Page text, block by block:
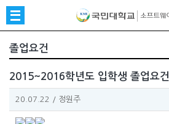
졸업요건
2015~2016학년도 입학생 졸업요건
20.07.22 / 정원주